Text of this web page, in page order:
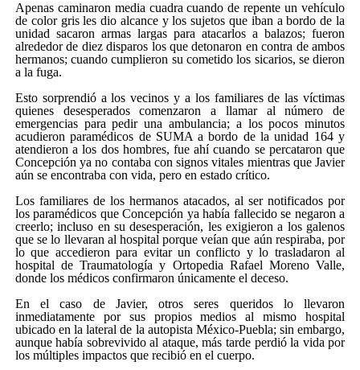
Apenas caminaron media cuadra cuando de repente un vehículo
de color gris les dio alcance y los sujetos que iban a bordo de la
unidad sacaron armas largas para atacarlos a balazos; fueron
alrededor de diez disparos los que detonaron en contra de ambos
hermanos; cuando cumplieron su cometido los sicarios, se dieron
a la fuga.
Esto sorprendió a los vecinos y a los familiares de las víctimas
quienes desesperados comenzaron a llamar al número de
emergencias para pedir una ambulancia; a los pocos minutos
acudieron paramédicos de SUMA a bordo de la unidad 164 y
atendieron a los dos hombres, fue ahí cuando se percataron que
Concepción ya no contaba con signos vitales mientras que Javier
aún se encontraba con vida, pero en estado crítico.
Los familiares de los hermanos atacados, al ser notificados por
los paramédicos que Concepción ya había fallecido se negaron a
creerlo; incluso en su desesperación, les exigieron a los galenos
que se lo llevaran al hospital porque veían que aún respiraba, por
lo que accedieron para evitar un conflicto y lo trasladaron al
hospital de Traumatología y Ortopedia Rafael Moreno Valle,
donde los médicos confirmaron únicamente el deceso.
En el caso de Javier, otros seres queridos lo llevaron
inmediatamente por sus propios medios al mismo hospital
ubicado en la lateral de la autopista México-Puebla; sin embargo,
aunque había sobrevivido al ataque, más tarde perdió la vida por
los múltiples impactos que recibió en el cuerpo.